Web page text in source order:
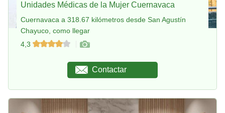
Unidades Médicas de la Mujer Cuernavaca
Cuernavaca a 318.67 kilómetros desde San Agustín
Chayuco, como llegar
4,3
Contactar